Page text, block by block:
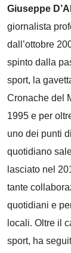
Giuseppe
giornalista
dall’ottobre
spinto dalla
sport, la
Cronache del
1995 e per
uno dei punti
quotidiano
lasciato nel
tante
quotidiani e
locali. Oltre il
sport, ha